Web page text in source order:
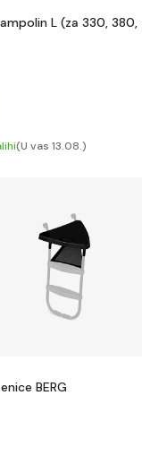
L (za 330,
(U vas 13.08.)
BERG